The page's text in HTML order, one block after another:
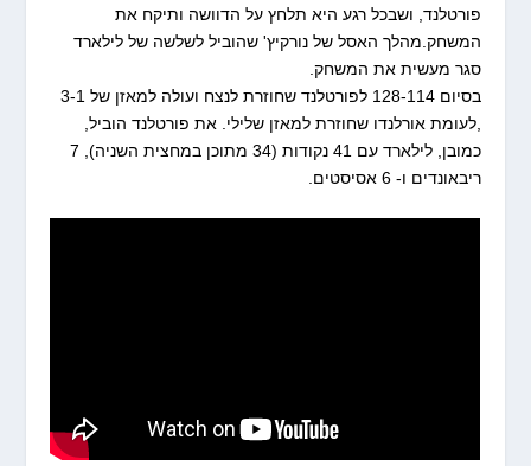
פורטלנד, ושבכל רגע היא תלחץ על הדוושה ותיקח את
המשחק.מהלך האסל של נורקיץ' שהוביל לשלשה של לילארד
סגר מעשית את המשחק.
בסיום 128-114 לפורטלנד שחוזרת לנצח ועולה למאזן של 3-1
,לעומת אורלנדו שחוזרת למאזן שלילי. את פורטלנד הוביל,
כמובן, לילארד עם 41 נקודות (34 מתוכן במחצית השניה), 7
ריבאונדים ו- 6 אסיסטים.